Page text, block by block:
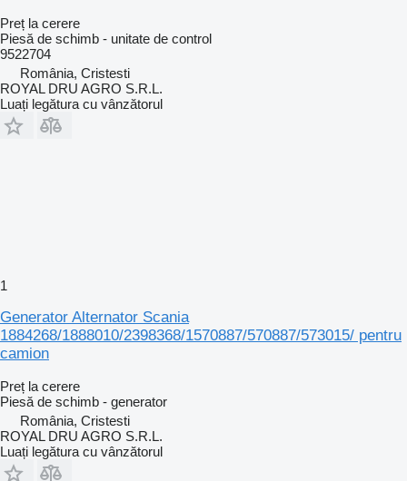
Preț la cerere
Piesă de schimb - unitate de control
9522704
România, Cristesti
ROYAL DRU AGRO S.R.L.
Luați legătura cu vânzătorul
1
Generator Alternator Scania
1884268/1888010/2398368/1570887/570887/573015/ pentru
camion
Preț la cerere
Piesă de schimb - generator
România, Cristesti
ROYAL DRU AGRO S.R.L.
Luați legătura cu vânzătorul